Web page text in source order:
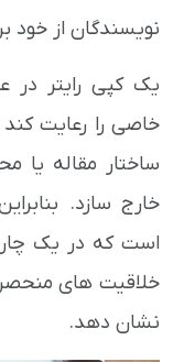
نویسندگان از خود
یک کپی رایتر در
خاصی را رعایت
ساختار مقاله یا
خارج سازد.
است که در یک
خلاقیت های
نشان دهد.